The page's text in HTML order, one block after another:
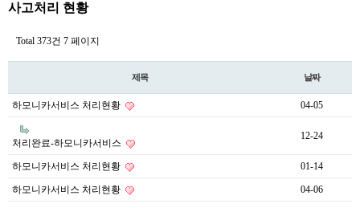
사고처리 현황
Total 373건 7 페이지
제목 날짜
하모니카서비스 처리현황 04-05
처리완료-하모니카서비스
12-24
하모니카서비스 처리현황 01-14
하모니카서비스 처리현황 04-06